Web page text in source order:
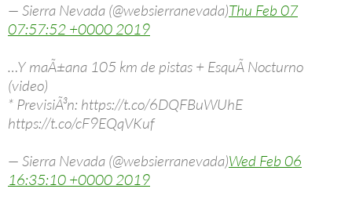
— Sierra Nevada (@websierranevada)Thu Feb 07
07:57:52 +0000 2019
…Y maÃ±ana 105 km de pistas + EsquÃ­ Nocturno
(video)
* PrevisiÃ³n: https://t.co/6DQFBuWUhE
https://t.co/cF9EQqVKuf
— Sierra Nevada (@websierranevada)Wed Feb 06
16:35:10 +0000 2019